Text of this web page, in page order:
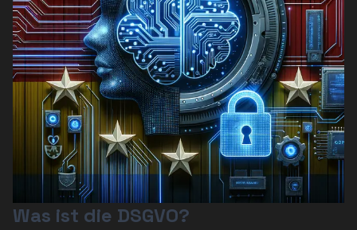
Was ist die DSGVO?